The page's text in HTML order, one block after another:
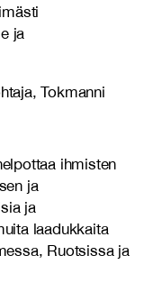
ja
Tokmanni
ihmisten
ja
ja
laadukkaita
Ruotsissa ja